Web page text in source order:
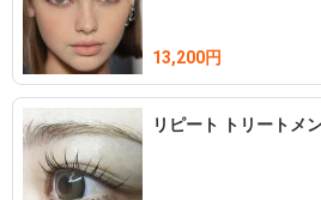
13,200円
リピート トリー